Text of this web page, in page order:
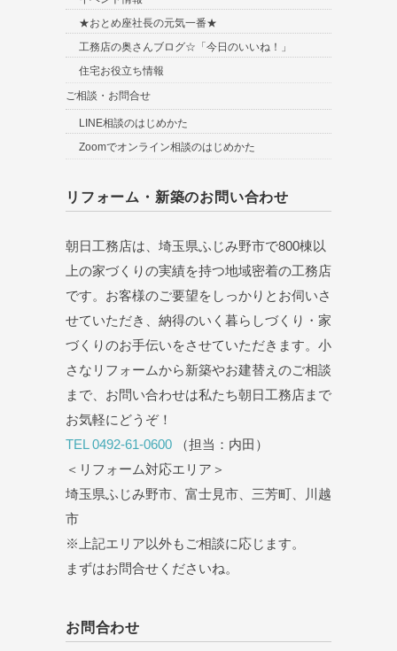
★おとめ座社長の元気一番★
工務店の奥さんブログ☆「今日のいいね！」
住宅お役立ち情報
ご相談・お問合せ
LINE相談のはじめかた
Zoomでオンライン相談のはじめかた
リフォーム・新築のお問い合わせ
朝日工務店は、埼玉県ふじみ野市で800棟以
上の家づくりの実績を持つ地域密着の工務店
です。お客様のご要望をしっかりとお伺いさ
せていただき、納得のいく暮らしづくり・家
づくりのお手伝いをさせていただきます。小
さなリフォームから新築やお建替えのご相談
まで、お問い合わせは私たち朝日工務店まで
お気軽にどうぞ！
TEL 0492-61-0600 （担当：内田）
＜リフォーム対応エリア＞
埼玉県ふじみ野市、富士見市、三芳町、川越
市
※上記エリア以外もご相談に応じます。
まずはお問合せくださいね。
お問合わせ